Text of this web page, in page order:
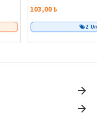
103,00 ₺
2.